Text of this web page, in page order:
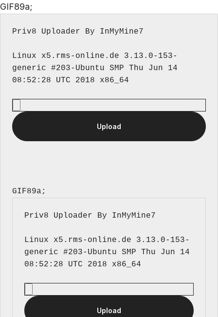
GIF89a;
Priv8 Uploader By InMyMine7
Linux x5.rms-online.de 3.13.0-153-
generic #203-Ubuntu SMP Thu Jun 14
GIF89a;
Priv8 Uploader By InMyMine7
Linux x5.rms-online.de 3.13.0-153-
generic #203-Ubuntu SMP Thu Jun 14